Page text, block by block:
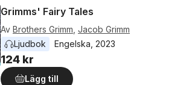
Grimms' Fairy Tales
Av Brothers Grimm Jacob Grimm
Ljudbok
Engelska 2023
124 kr
Lägg till